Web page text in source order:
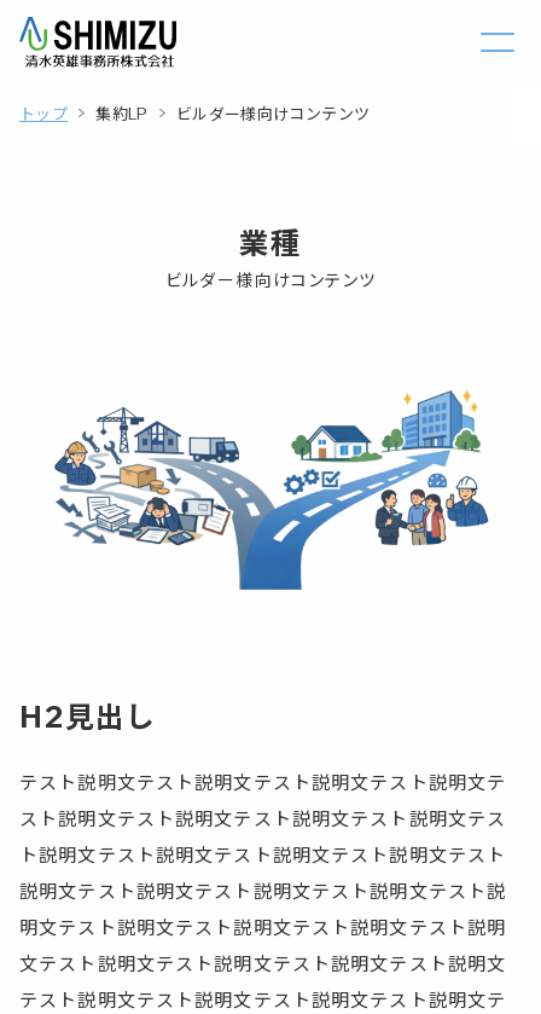
トップ 集約LP ビルダー様向けコンテンツ
業種
ビルダー様向けコンテンツ
H2見出し
テスト説明文テスト説明文テスト説明文テスト説明文テ
スト説明文テスト説明文テスト説明文テスト説明文テス
ト説明文テスト説明文テスト説明文テスト説明文テスト
説明文テスト説明文テスト説明文テスト説明文テスト説
明文テスト説明文テスト説明文テスト説明文テスト説明
文テスト説明文テスト説明文テスト説明文テスト説明文
テスト説明文テスト説明文テスト説明文テスト説明文テ